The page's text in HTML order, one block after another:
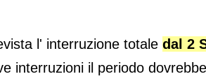
l' interruzione totale dal 2
interruzioni il periodo